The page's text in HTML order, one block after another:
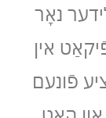
נאָר
אין
פֿונעם